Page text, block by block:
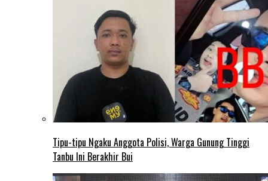
Tipu-tipu Ngaku Anggota Polisi, Warga Gunung Tinggi
Tanbu Ini Berakhir Bui